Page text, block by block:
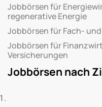
Jobbörsen für
regenerative Energie
Jobbörsen für Fach-
Jobbörsen für
Versicherungen
Jobbörsen nach